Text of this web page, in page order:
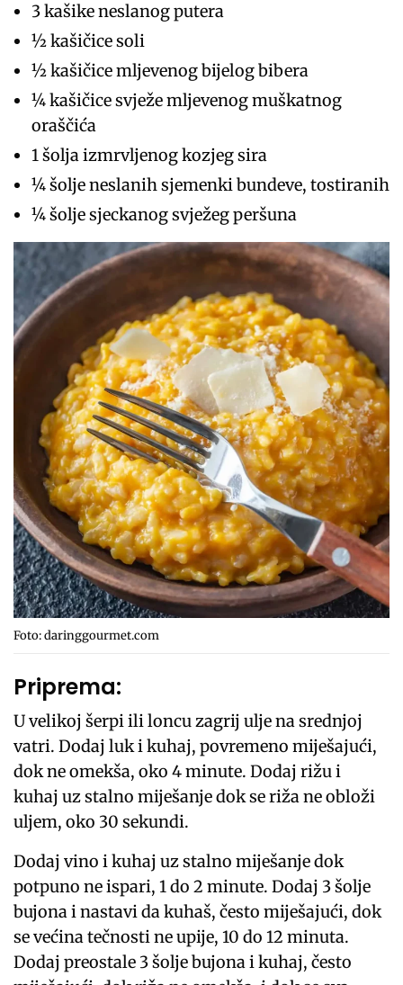
3 kašike neslanog putera
½ kašičice soli
½ kašičice mljevenog bijelog bibera
¼ kašičice svježe mljevenog muškatnog
oraščića
1 šolja izmrvljenog kozjeg sira
¼ šolje neslanih sjemenki bundeve, tostiranih
¼ šolje sjeckanog svježeg peršuna
Foto: daringgourmet.com
Priprema:
U velikoj šerpi ili loncu zagrij ulje na srednjoj
vatri. Dodaj luk i kuhaj, povremeno miješajući,
dok ne omekša, oko 4 minute. Dodaj rižu i
kuhaj uz stalno miješanje dok se riža ne obloži
uljem, oko 30 sekundi.
Dodaj vino i kuhaj uz stalno miješanje dok
potpuno ne ispari, 1 do 2 minute. Dodaj 3 šolje
bujona i nastavi da kuhaš, često miješajući, dok
se većina tečnosti ne upije, 10 do 12 minuta.
Dodaj preostale 3 šolje bujona i kuhaj, često